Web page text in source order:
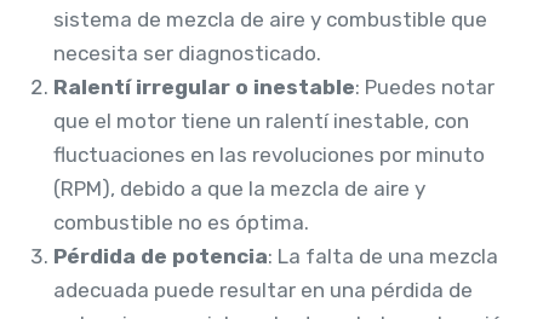
sistema de mezcla de aire y combustible que
necesita ser diagnosticado.
Ralentí irregular o inestable: Puedes notar
que el motor tiene un ralentí inestable, con
fluctuaciones en las revoluciones por minuto
(RPM), debido a que la mezcla de aire y
combustible no es óptima.
Pérdida de potencia: La falta de una mezcla
adecuada puede resultar en una pérdida de